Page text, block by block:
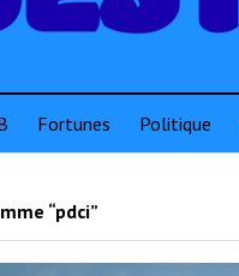
Fortunes Politique
“pdci”